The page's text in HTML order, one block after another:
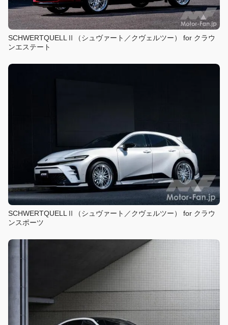
SCHWERTQUELLⅡ（シュヴァート／クヴェルツー） for クラウ
ンエステート
SCHWERTQUELLⅡ（シュヴァート／クヴェルツー） for クラウ
ンスポーツ